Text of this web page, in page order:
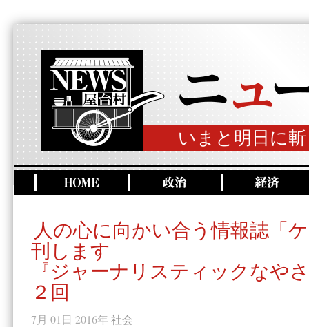
いまと明日に
人の心に向かい合う情報誌「
刊します
『ジャーナリスティックなや
２回
7月 01日 2016年 社会